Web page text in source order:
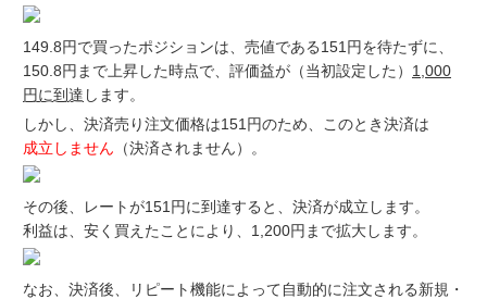
149.8円で買ったポジションは、売値である151円を待たずに、
150.8円まで上昇した時点で、評価益が（当初設定した） 1,000
円に到達 します。
しかし、決済売り注文価格は151円のため、このとき決済は
成立しません （決済されません）。
その後、レートが151円に到達すると、決済が成立します。
利益は、安く買えたことにより、1,200円まで拡大します。
なお、決済後、リピート機能によって自動的に注文される新規・